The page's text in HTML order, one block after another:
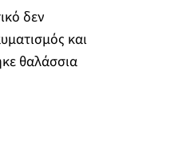
δεν
και
θαλάσσια